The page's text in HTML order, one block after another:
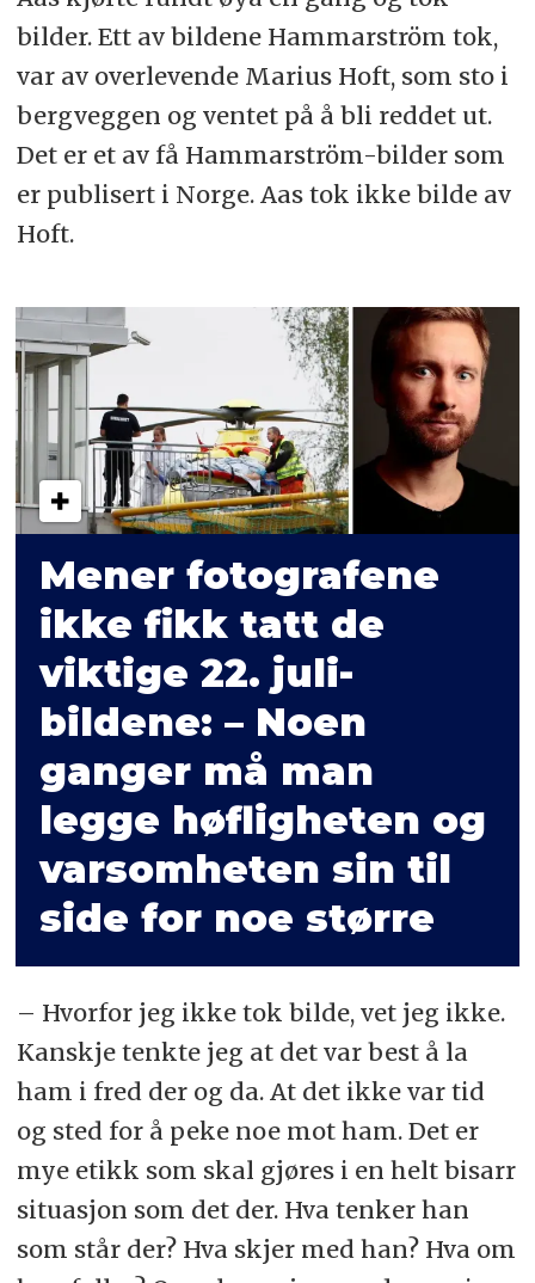
bilder. Ett av bildene Hammarström tok,
var av overlevende Marius Hoft, som sto i
bergveggen og ventet på å bli reddet ut.
Det er et av få Hammarström-bilder som
er publisert i Norge. Aas tok ikke bilde av
Hoft.
Mener fotografene
ikke fikk tatt de
viktige 22. juli-
bildene: – Noen
ganger må man
legge høfligheten og
varsomheten sin til
side for noe større
– Hvorfor jeg ikke tok bilde, vet jeg ikke.
Kanskje tenkte jeg at det var best å la
ham i fred der og da. At det ikke var tid
og sted for å peke noe mot ham.Det er
mye etikk som skal gjøres i en helt bisarr
situasjon som det der. Hva tenker han
som står der? Hva skjer med han? Hva om